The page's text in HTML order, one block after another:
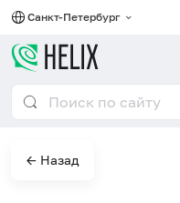
Санкт-Петербург
← Назад